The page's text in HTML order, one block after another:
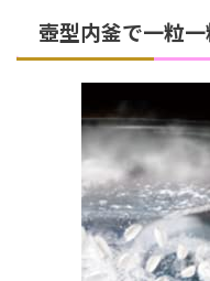
壺型内釜で一粒